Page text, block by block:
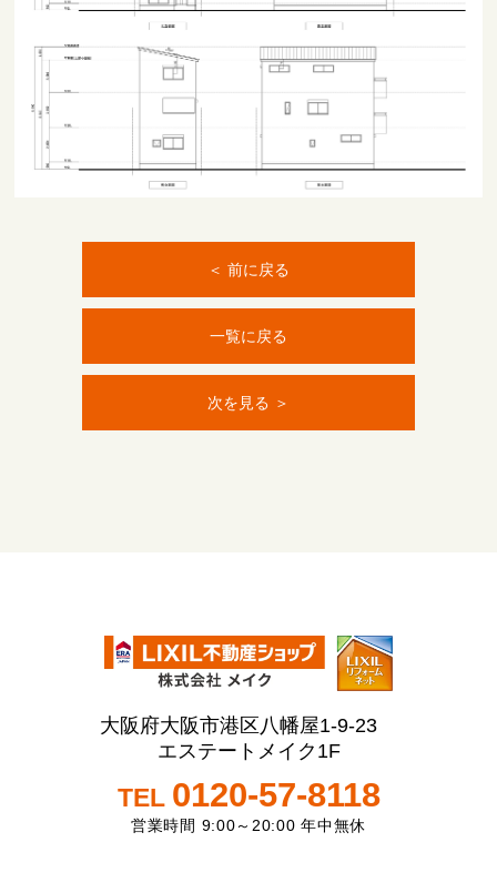
＜ 前に戻る
一覧に戻る
次を見る ＞
大阪府大阪市港区八幡屋1-9-23
エステートメイク1F
TEL 0120-57-8118
営業時間 9:00～20:00 年中無休